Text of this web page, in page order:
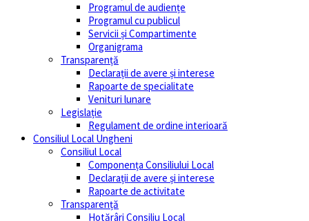
Programul de audiențe
Programul cu publicul
Servicii și Compartimente
Organigrama
Transparență
Declarații de avere și interese
Rapoarte de specialitate
Venituri lunare
Legislație
Regulament de ordine interioară
Consiliul Local Ungheni
Consiliul Local
Componența Consiliului Local
Declarații de avere și interese
Rapoarte de activitate
Transparență
Hotărâri Consiliu Local